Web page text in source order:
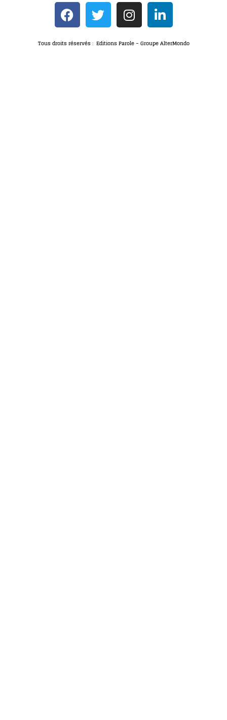
Tous droits réservés : Editions Parole – Groupe AlterMondo